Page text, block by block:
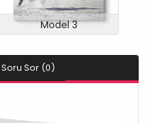
Model 3
Soru Sor (0)